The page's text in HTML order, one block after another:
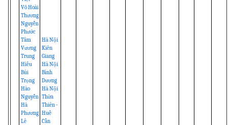
Võ Hoài
Thương
Nguyễn
Phước
Tâm
Vương
Trung
Hiếu
Bùi
Trọng
Hào
Nguyễn
Hà
Phương
Lê
Hà Nội
Kiên
Giang
Hà Nội
Bình
Dương
Hà Nội
Thừa
Thiên -
Huế
Cần